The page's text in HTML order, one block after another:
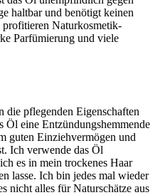
haltbar und benötigt keinen
profitieren Naturkosmetik-
Parfümierung und viele
die pflegenden Eigenschaften
Öl eine Entzündungshemmende
guten Einziehvermögen und
Ich verwende das Öl
es in mein trockenes Haar
lasse. Ich bin jedes mal wieder
nicht alles für Naturschätze aus